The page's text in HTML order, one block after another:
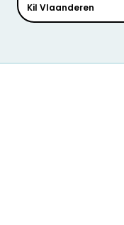
Kil Vlaanderen